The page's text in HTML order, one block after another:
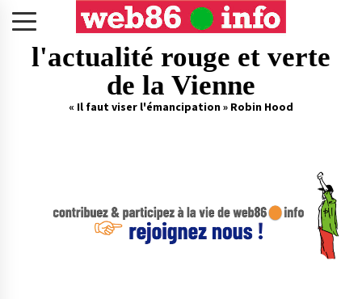
l'actualité rouge et verte
de la Vienne
« Il faut viser l'émancipation » Robin Hood